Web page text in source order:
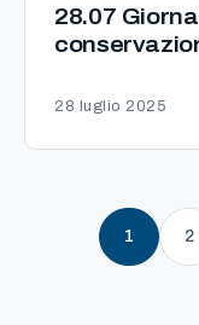
28.07
28 luglio 2025
1 2